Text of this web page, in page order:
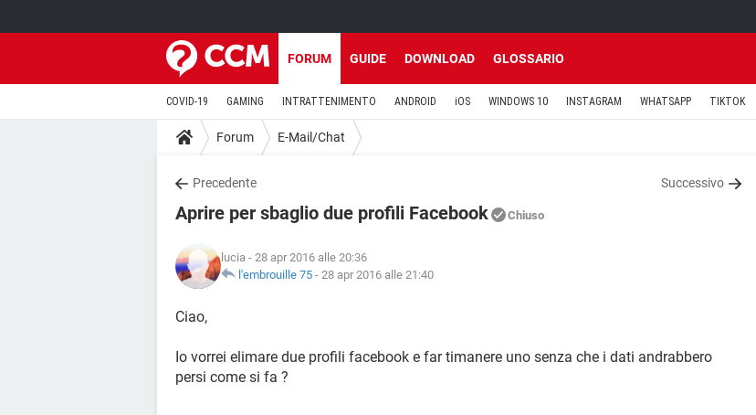
FORUM GUIDE DOWNLOAD GLOSSARIO
COVID-19 GAMING INTRATTENIMENTO ANDROID iOS WINDOWS 10 INSTAGRAM WHATSAPP TIKTOK
Forum E-Mail/Chat
Precedente Successivo
Aprire per sbaglio due profili Facebook Chiuso
lucia - 28 apr 2016 alle 20:36
l'embrouille 75 - 28 apr 2016 alle 21:40
Ciao,
Io vorrei elimare due profili facebook e far timanere uno senza che i dati andrabbero
persi come si fa ?